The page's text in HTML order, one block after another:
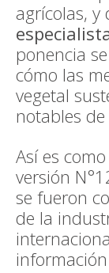
agrícolas, y
ponencia
cómo las
vegetal
notables
Así es
versión
se fueron
de la